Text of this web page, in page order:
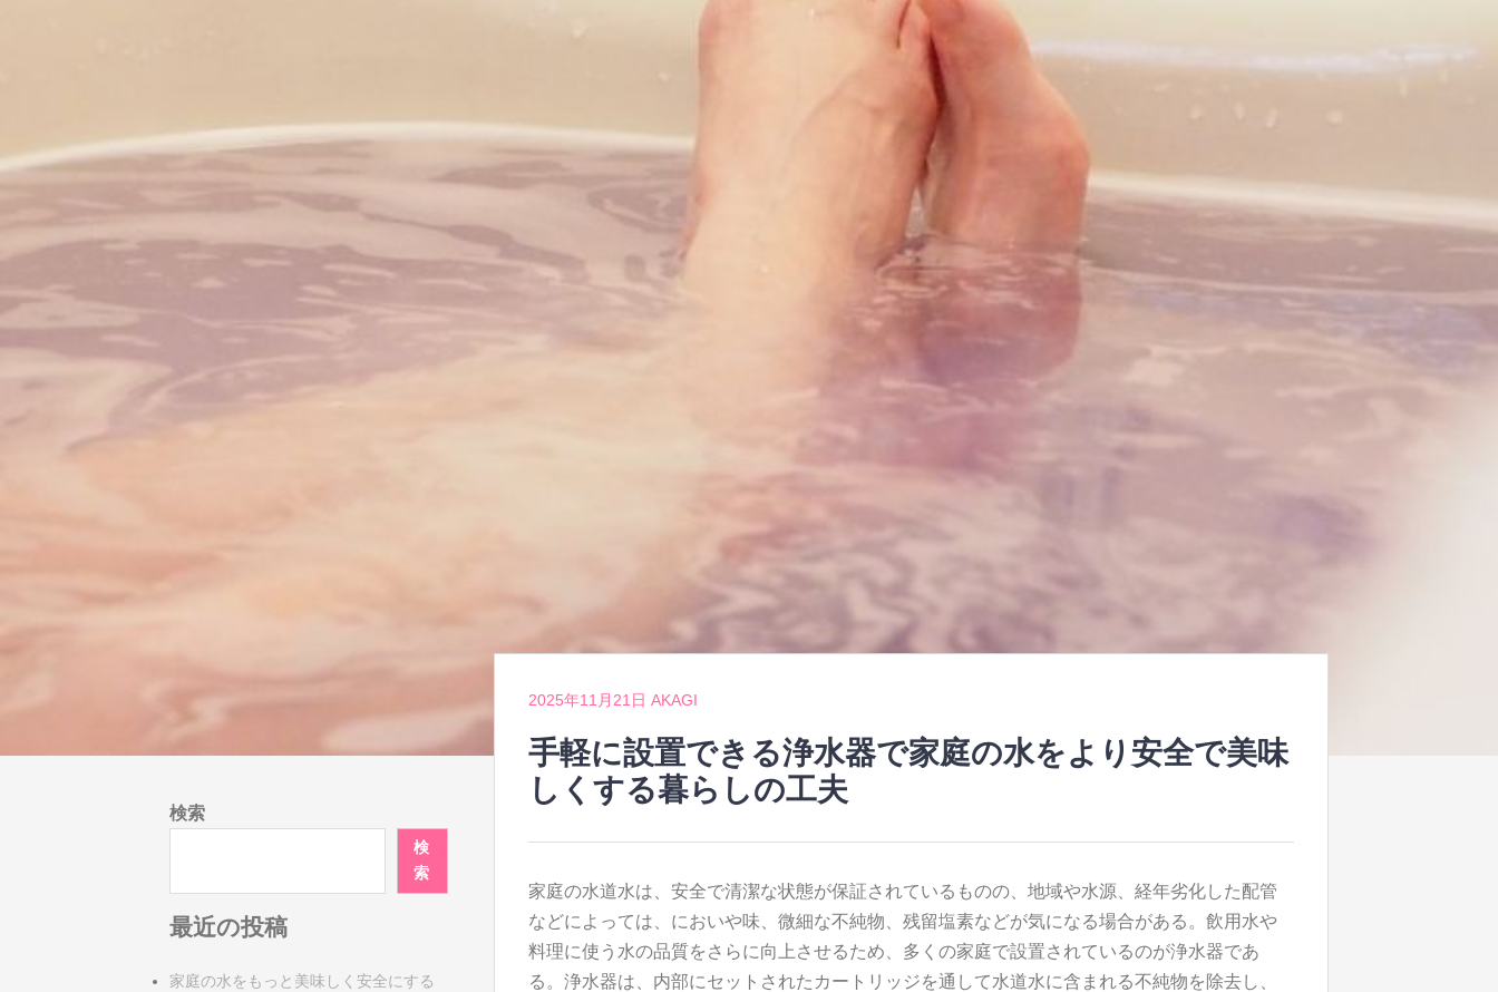
2025年11月21日 AKAGI
手軽に設置できる浄水器で家庭の水をより安全で美味
しくする暮らしの工夫
家庭の水道水は、安全で清潔な状態が保証されているものの、地域や水源、経年劣化した配管
などによっては、においや味、微細な不純物、残留塩素などが気になる場合がある。飲用水や
料理に使う水の品質をさらに向上させるため、多くの家庭で設置されているのが浄水器であ
る。浄水器は、内部にセットされたカートリッジを通して水道水に含まれる不純物を除去し、
検索
検
索
最近の投稿
家庭の水をもっと美味しく安全にする